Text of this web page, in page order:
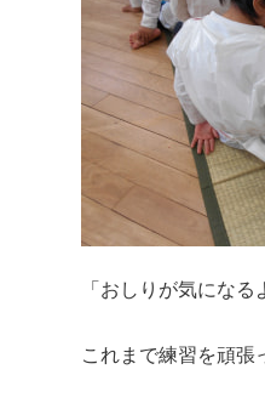
「おしりが気になる
これまで練習を頑張